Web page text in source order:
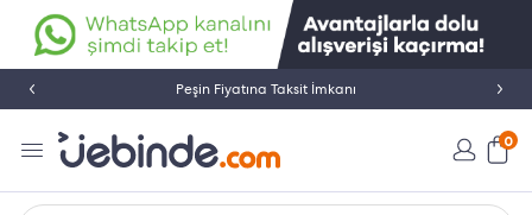
Peşin Fiyatına Taksit İmkanı
0